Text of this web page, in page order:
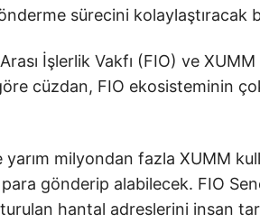
sürecini kolaylaştıracak
İşlerlik Vakfı (FIO) ve
cüzdan, FIO ekosisteminin
yarım milyondan fazla XUMM
para gönderip alabilecek. FIO
hantal adreslerini insan